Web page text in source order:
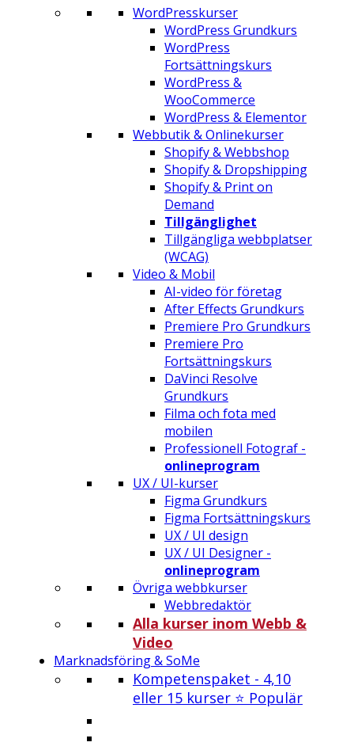
WordPresskurser
WordPress Grundkurs
WordPress
Fortsättningskurs
WordPress &
WooCommerce
WordPress & Elementor
Webbutik & Onlinekurser
Shopify & Webbshop
Shopify & Dropshipping
Shopify & Print on
Demand
Tillgänglighet
Tillgängliga webbplatser
(WCAG)
Video & Mobil
AI-video för företag
After Effects Grundkurs
Premiere Pro Grundkurs
Premiere Pro
Fortsättningskurs
DaVinci Resolve
Grundkurs
Filma och fota med
mobilen
Professionell Fotograf -
onlineprogram
UX / UI-kurser
Figma Grundkurs
Figma Fortsättningskurs
UX / UI design
UX / UI Designer -
onlineprogram
Övriga webbkurser
Webbredaktör
Alla kurser inom Webb &
Video
Marknadsföring & SoMe
Kompetenspaket - 4,10
eller 15 kurser ⭐ Populär